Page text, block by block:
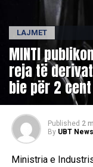
LAJMET
MINTI
reja të
bie për 2 cent
Published 2
By UBT News
Ministria e